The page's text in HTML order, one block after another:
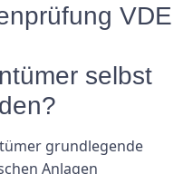
VDE
selbst
grundlegende
Anlagen